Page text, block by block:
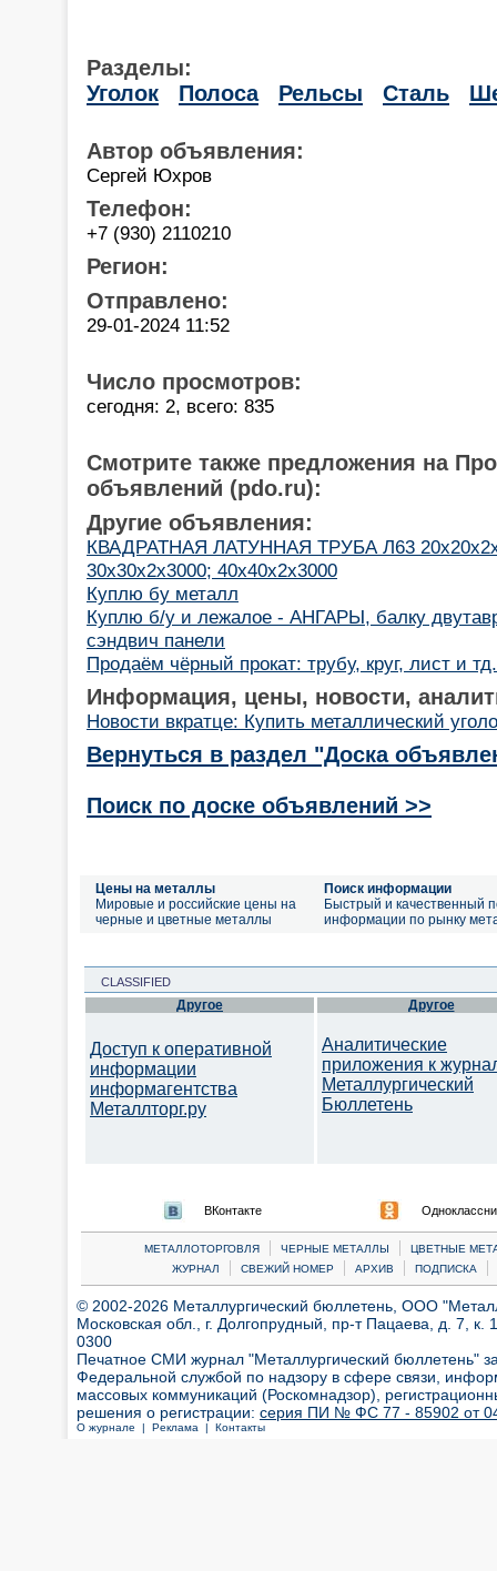
Разделы:
Уголок
Полоса Рельсы Сталь
Автор объявления:
Сергей Юхров
Телефон:
+7 (930) 2110210
Регион:
Отправлено:
29-01-2024 11:52
Число просмотров:
сегодня: 2, всего: 835
Смотрите также предложения на
объявлений (pdo.ru):
Другие объявления:
КВАДРАТНАЯ ЛАТУННАЯ ТРУБА Л63
30х30х2х3000; 40х40х2х3000
Куплю бу металл
Куплю б/у и лежалое - АНГАРЫ, балку
сэндвич панели
Продаём чёрный прокат: трубу, круг, лист и
Информация, цены, новости,
Новости вкратце: Купить металлический
Вернуться в раздел "Доска
Поиск по доске объявлений >>
Цены на металлы
Мировые и российские цены на
черные и цветные металлы
Поиск информации
Быстрый и качественный
информации по рынку
CLASSIFIED
Другое
Доступ к оперативной
информации
информагентства
Металлторг.ру
Другое
Аналитические
приложения к
Металлургический
Бюллетень
ВКонтакте
МЕТАЛЛОТОРГОВЛЯ | ЧЕРНЫЕ МЕТАЛЛЫ |
ЦВЕТНЫЕ
ЖУРНАЛ
| СВЕЖИЙ НОМЕР | АРХИВ | ПОДПИСКА |
© 2002-2026 Металлургический бюллетень, ООО
Московская обл., г. Долгопрудный, пр-т Пацаева, д. 7,
0300
Печатное СМИ журнал "Металлургический бюллетень"
Федеральной службой по надзору в сфере связи,
массовых коммуникаций (Роскомнадзор),
решения о регистрации: серия ПИ № ФС 77 - 85902 от 04
О журнале | Реклама | Контакты